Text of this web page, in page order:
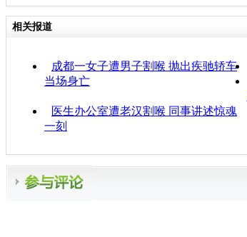
相关报道
成都一女子遭男子割喉 抛出疾驰轿车
当场身亡
医生办公室遭老汉割喉 同事讲述惊魂
一刻